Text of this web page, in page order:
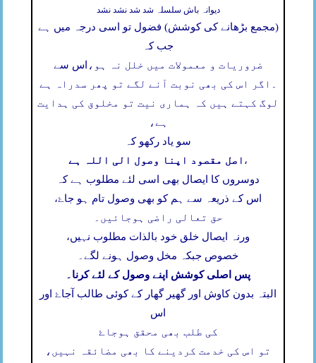
دیوانہ باش سلسلہ شد شد نشد نشد
(مجمع بڑھانے کی کوشش) فضول تو اسی درجہ میں ہے
جب کہ
اس سے ضروریات و معمولات میں خلل نہ ہو،
اگر اس کی بھی نوبت آنے لگے تو پھر سدراہ ہے
لوگ کہتے ہیں کہ ہماری نیت تو مخلوق کی ہدایت
ہے،
سو یاد رکھو کہ
اصل مقصود اپنا وصول الی اللہ ہے ،
دوسروں کا ایصال بھی اسی لئے مطلوب ہے کہ
اس کے ذریعہ سے ہم کو بھی وصول تام ہو جاۓ،
حق تعالی راضی ہوجائیں۔
ورنہ ایصال خلق خود بالذات مطلوب نہیں،
خصوص جبکہ مخل وصول ہونے لگے۔
پس اصلی کوشش اپنے وصول کے لئے کرنا۔
البتہ بدون کاوش اور گھیر گھار کے کوئی طالب آجاۓ اور
اس
کی طلب بھی محقق ہوجاۓ
تو اس کی خدمت کردینے کا بھی مضائقہ نہیں،